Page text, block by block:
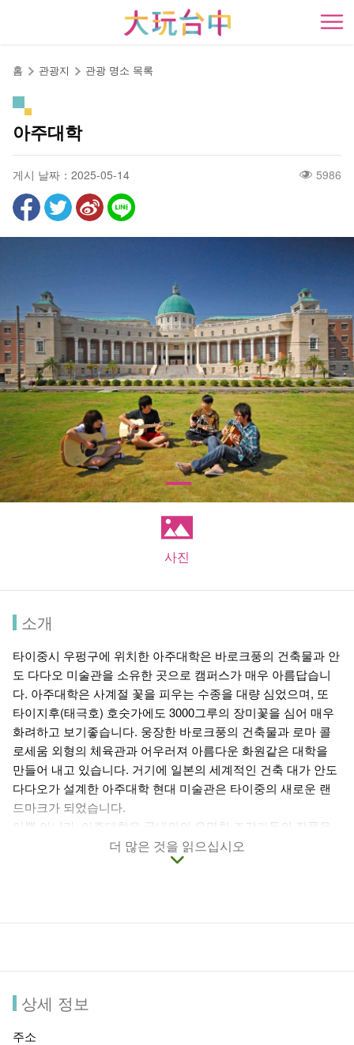
開
홈 관광지 관광 명소 목록
아주대학
게시 날짜：2025-05-14 5986
사진
소개
타이중시 우펑구에 위치한 아주대학은 바로크풍의 건축물과 안
도 다다오 미술관을 소유한 곳으로 캠퍼스가 매우 아름답습니
다. 아주대학은 사계절 꽃을 피우는 수종을 대량 심었으며, 또
타이지후(태극호) 호숫가에도 3000그루의 장미꽃을 심어 매우
화려하고 보기좋습니다. 웅장한 바로크풍의 건축물과 로마 콜
로세움 외형의 체육관과 어우러져 아름다운 화원같은 대학을
만들어 내고 있습니다. 거기에 일본의 세계적인 건축 대가 안도
다다오가 설계한 아주대학 현대 미술관은 타이중의 새로운 랜
드마크가 되었습니다.
이뿐 아니라, 아주대학은 국내외의 유명한 조각가들의 작품을
소장하고 있는데, 프랑스의 저명한 조각가 로댕의 <생각하는 사
람> 대형 조소작품과 <입맞춤> 등의 작품, 그리고 프랑스 조각
의 <14세의 발레리나>와 본토 조각가 양잉펑의 <유용내대>, <
각을 불러일으키고, 웨딩촬영지나 온가족 나들이 그리고 드라
마나 광고 촬영지로도 각광받는 아름다운 곳입니다.
더 많은 것을 읽으십시오
상세 정보
주소